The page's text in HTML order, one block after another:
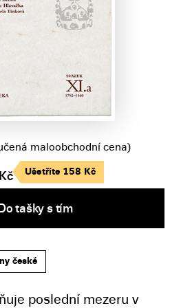
české
poslední mezeru v
Kč
maloobchodní cena)
Ušetříte 158 Kč
tašky s tím